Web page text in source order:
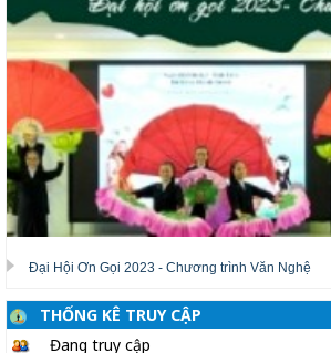
Đại Hội Ơn Gọi 2023 - Chương trình Văn Nghệ
THỐNG KÊ TRUY CẬP
Đang truy cập